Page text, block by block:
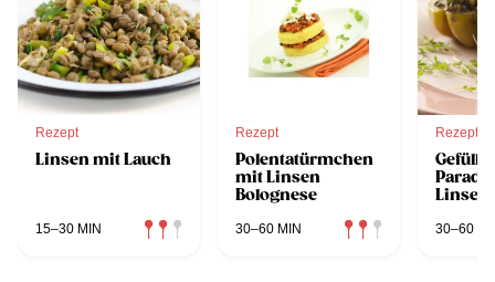
Rezept
Linsen mit Lauch
15–30 MIN
Rezept
Polentatürmchen
mit Linsen
Bolognese
30–60 MIN
Rezept
Gefüllte
Linsen
30–60